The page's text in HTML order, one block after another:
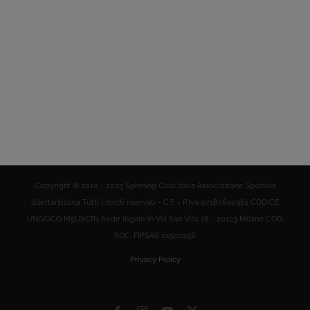
Copyright © 2010 - 2023 Spinning Club Italia Associazione Sportiva
dilettantistica Tutti i diritti riservati - C.F. = P.Iva 07187640961 CODICE
UNIVOCO M5UXCR1 Sede legale in Via San Vito 18 - 20123 Milano COD.
SOC. FIPSAS 0150725S
Privacy Policy